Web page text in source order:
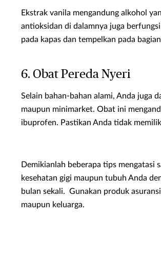
Ekstrak vanila mengandung alkohol
antioksidan di dalamnya juga
pada kapas dan tempelkan pada
6. Obat Pereda Nyeri
Selain bahan-bahan alami, Anda juga
maupun minimarket. Obat ini
ibuprofen. Pastikan Anda tidak
Demikianlah beberapa tips mengatasi
kesehatan gigi maupun tubuh Anda
bulan sekali. Gunakan produk
maupun keluarga.